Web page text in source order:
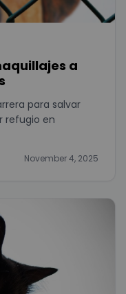
a
para salvar
refugio en
November 4, 2025